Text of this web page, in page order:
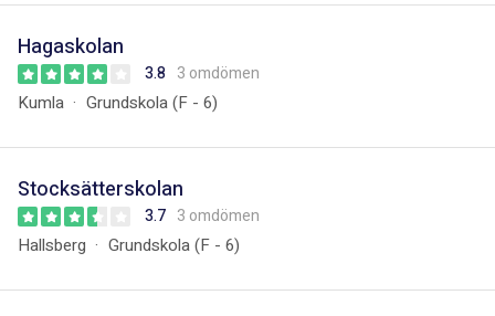
Hagaskolan
3.8 3 omdömen
Kumla Grundskola (F - 6)
Stocksätterskolan
3.7 3 omdömen
Hallsberg Grundskola (F - 6)